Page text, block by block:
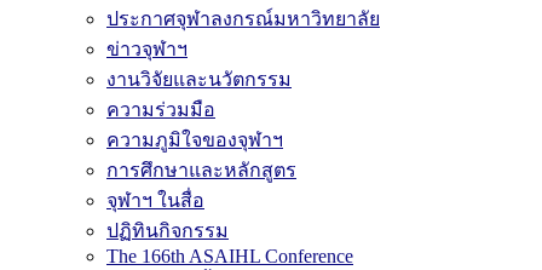
ประกาศจุฬาลงกรณ์มหาวิทยาลัย
ข่าวจุฬาฯ
งานวิจัยและนวัตกรรม
ความร่วมมือ
ความภูมิใจของจุฬาฯ
การศึกษาและหลักสูตร
จุฬาฯ ในสื่อ
ปฏิทินกิจกรรม
The 166th ASAIHL Conference